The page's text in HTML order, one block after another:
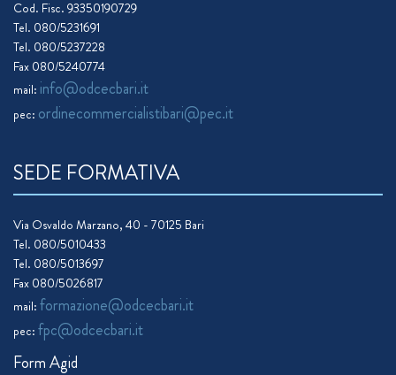
Cod. Fisc. 93350190729
Tel. 080/5231691
Tel. 080/5237228
Fax 080/5240774
mail: info@odcecbari.it
pec: ordinecommercialistibari@pec.it
SEDE FORMATIVA
Via Osvaldo Marzano, 40 - 70125 Bari
Tel. 080/5010433
Tel. 080/5013697
Fax 080/5026817
mail: formazione@odcecbari.it
pec: fpc@odcecbari.it
Form Agid